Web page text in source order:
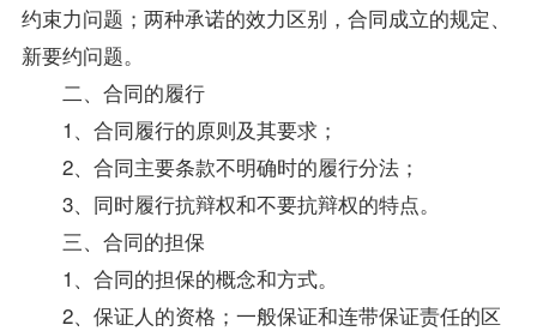
约束力问题；两种承诺的效力区别，合同成立的规定、
新要约问题。
二、合同的履行
1、合同履行的原则及其要求；
2、合同主要条款不明确时的履行分法；
3、同时履行抗辩权和不要抗辩权的特点。
三、合同的担保
1、合同的担保的概念和方式。
2、保证人的资格；一般保证和连带保证责任的区